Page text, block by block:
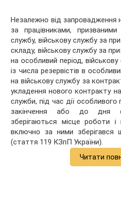
Незалежно від запровадження
за працівниками,
службу, військову службу за
складу, військову службу за
на особливий період,
із числа резервістів в
на військову службу за
укладення нового контракту
служби, під час дії
закінчення або до дня
зберігаються місце роботи
включно за ними зберігався
(стаття 119 КЗпП України).
Читати